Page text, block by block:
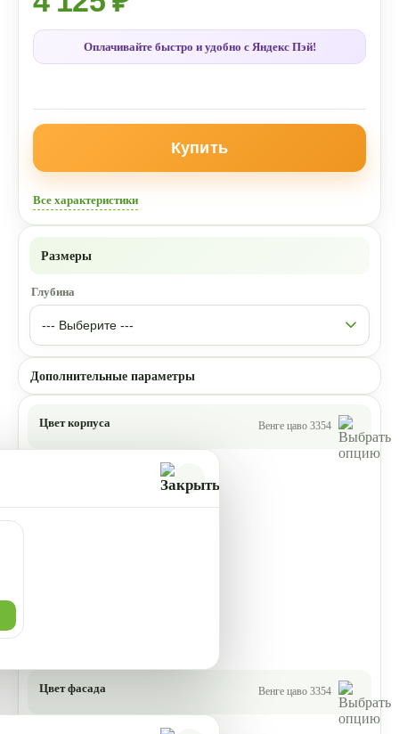
Оплачивайте быстро и удобно с Яндекс Пэй!
Купить
Все характеристики
Размеры
Глубина
Дополнительные параметры
Цвет корпуса Венге цаво 3354
Цвет фасада Венге цаво 3354